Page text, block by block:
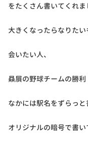
をたくさん書いてくれ
大きくなったらなりたい
会いたい人、
贔屓の野球チームの勝
なかには駅名をずらっと
オリジナルの暗号で書